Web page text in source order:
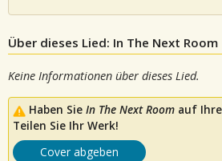
Über dieses Lied: In The Next Room
Keine Informationen über dieses Lied.
Haben Sie In The Next Room auf
Teilen Sie Ihr Werk!
Cover abgeben